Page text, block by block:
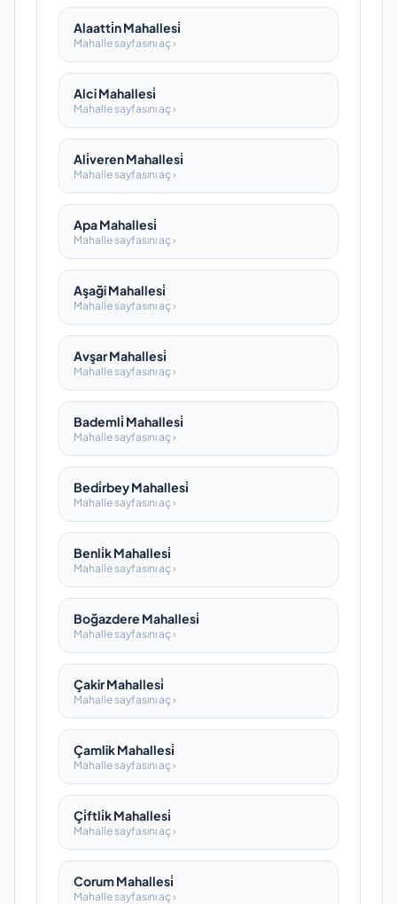
Alaatti̇n Mahallesi̇
Mahalle sayfasını aç ›
Alci Mahallesi̇
Mahalle sayfasını aç ›
Ali̇veren Mahallesi̇
Mahalle sayfasını aç ›
Apa Mahallesi̇
Mahalle sayfasını aç ›
Aşaği Mahallesi̇
Mahalle sayfasını aç ›
Avşar Mahallesi̇
Mahalle sayfasını aç ›
Bademli̇ Mahallesi̇
Mahalle sayfasını aç ›
Bedi̇rbey Mahallesi̇
Mahalle sayfasını aç ›
Benli̇k Mahallesi̇
Mahalle sayfasını aç ›
Boğazdere Mahallesi̇
Mahalle sayfasını aç ›
Çakir Mahallesi̇
Mahalle sayfasını aç ›
Çamlik Mahallesi̇
Mahalle sayfasını aç ›
Çi̇ftli̇k Mahallesi̇
Mahalle sayfasını aç ›
Corum Mahallesi̇
Mahalle sayfasını aç ›